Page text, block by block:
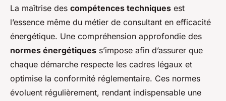
La maîtrise des compétences techniques est
l’essence même du métier de consultant en efficacité
énergétique. Une compréhension approfondie des
normes énergétiques s’impose afin d’assurer que
chaque démarche respecte les cadres légaux et
optimise la conformité réglementaire. Ces normes
évoluent régulièrement, rendant indispensable une